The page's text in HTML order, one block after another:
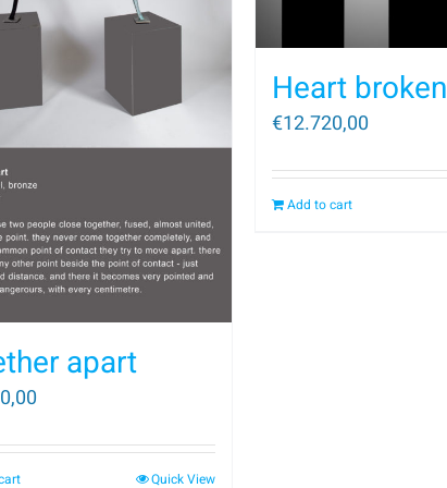
apart
Quick View
Heart broken
€12.720,00
Add to cart